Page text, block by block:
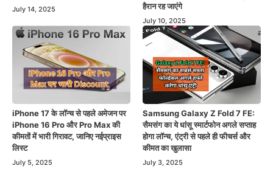
July 14, 2025
हैरान रह जाएंगे
July 10, 2025
iPhone 17 के लॉन्च से पहले अमेजन पर
iPhone 16 Pro और Pro Max की
कीमतों में भारी गिरावट, जानिए नईप्राइस
लिस्ट
July 5, 2025
Samsung Galaxy Z Fold 7 FE:
सैमसंग का ये धांसू स्मार्टफोन अगले सप्ताह
होगा लॉन्च, एंट्री से पहले ही फीचर्स और
कीमत का खुलासा
July 3, 2025